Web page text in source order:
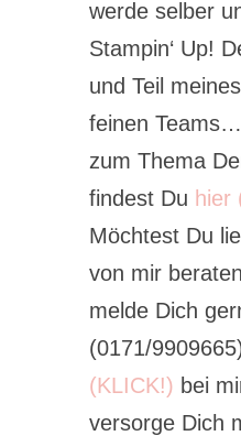
werde selber
Stampin‘ Up!
und Teil
feinen
zum Thema
findest Du hier
Möchtest Du
von mir
melde Dich
(0171/
(KLICK!) bei
versorge Dich